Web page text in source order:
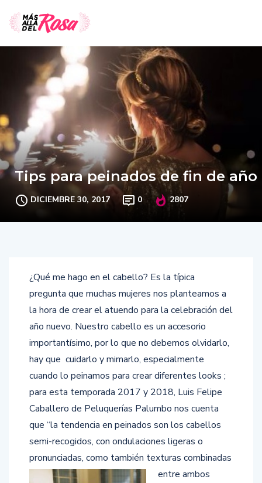
Tips para peinados de fin de año
DICIEMBRE 30, 2017 0 2807
¿Qué me hago en el cabello? Es la típica
pregunta que muchas mujeres nos planteamos a
la hora de crear el atuendo para la celebración del
año nuevo. Nuestro cabello es un accesorio
importantísimo, por lo que no debemos olvidarlo,
hay que cuidarlo y mimarlo, especialmente
cuando lo peinamos para crear diferentes looks ;
para esta temporada 2017 y 2018, Luis Felipe
Caballero de Peluquerías Palumbo nos cuenta
que “la tendencia en peinados son los cabellos
semi-recogidos, con ondulaciones ligeras o
pronunciadas, como también texturas combinadas
entre ambos